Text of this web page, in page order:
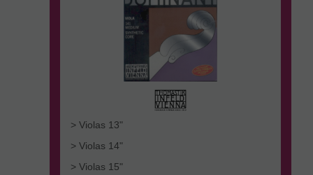
> Violas 13"
> Violas 14"
> Violas 15"